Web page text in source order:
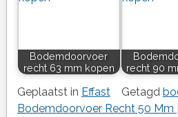
Bodemdoorvoer
recht 63 mm kopen
recht 90
Geplaatst in Effast Getagd
Bodemdoorvoer Recht 50 Mm